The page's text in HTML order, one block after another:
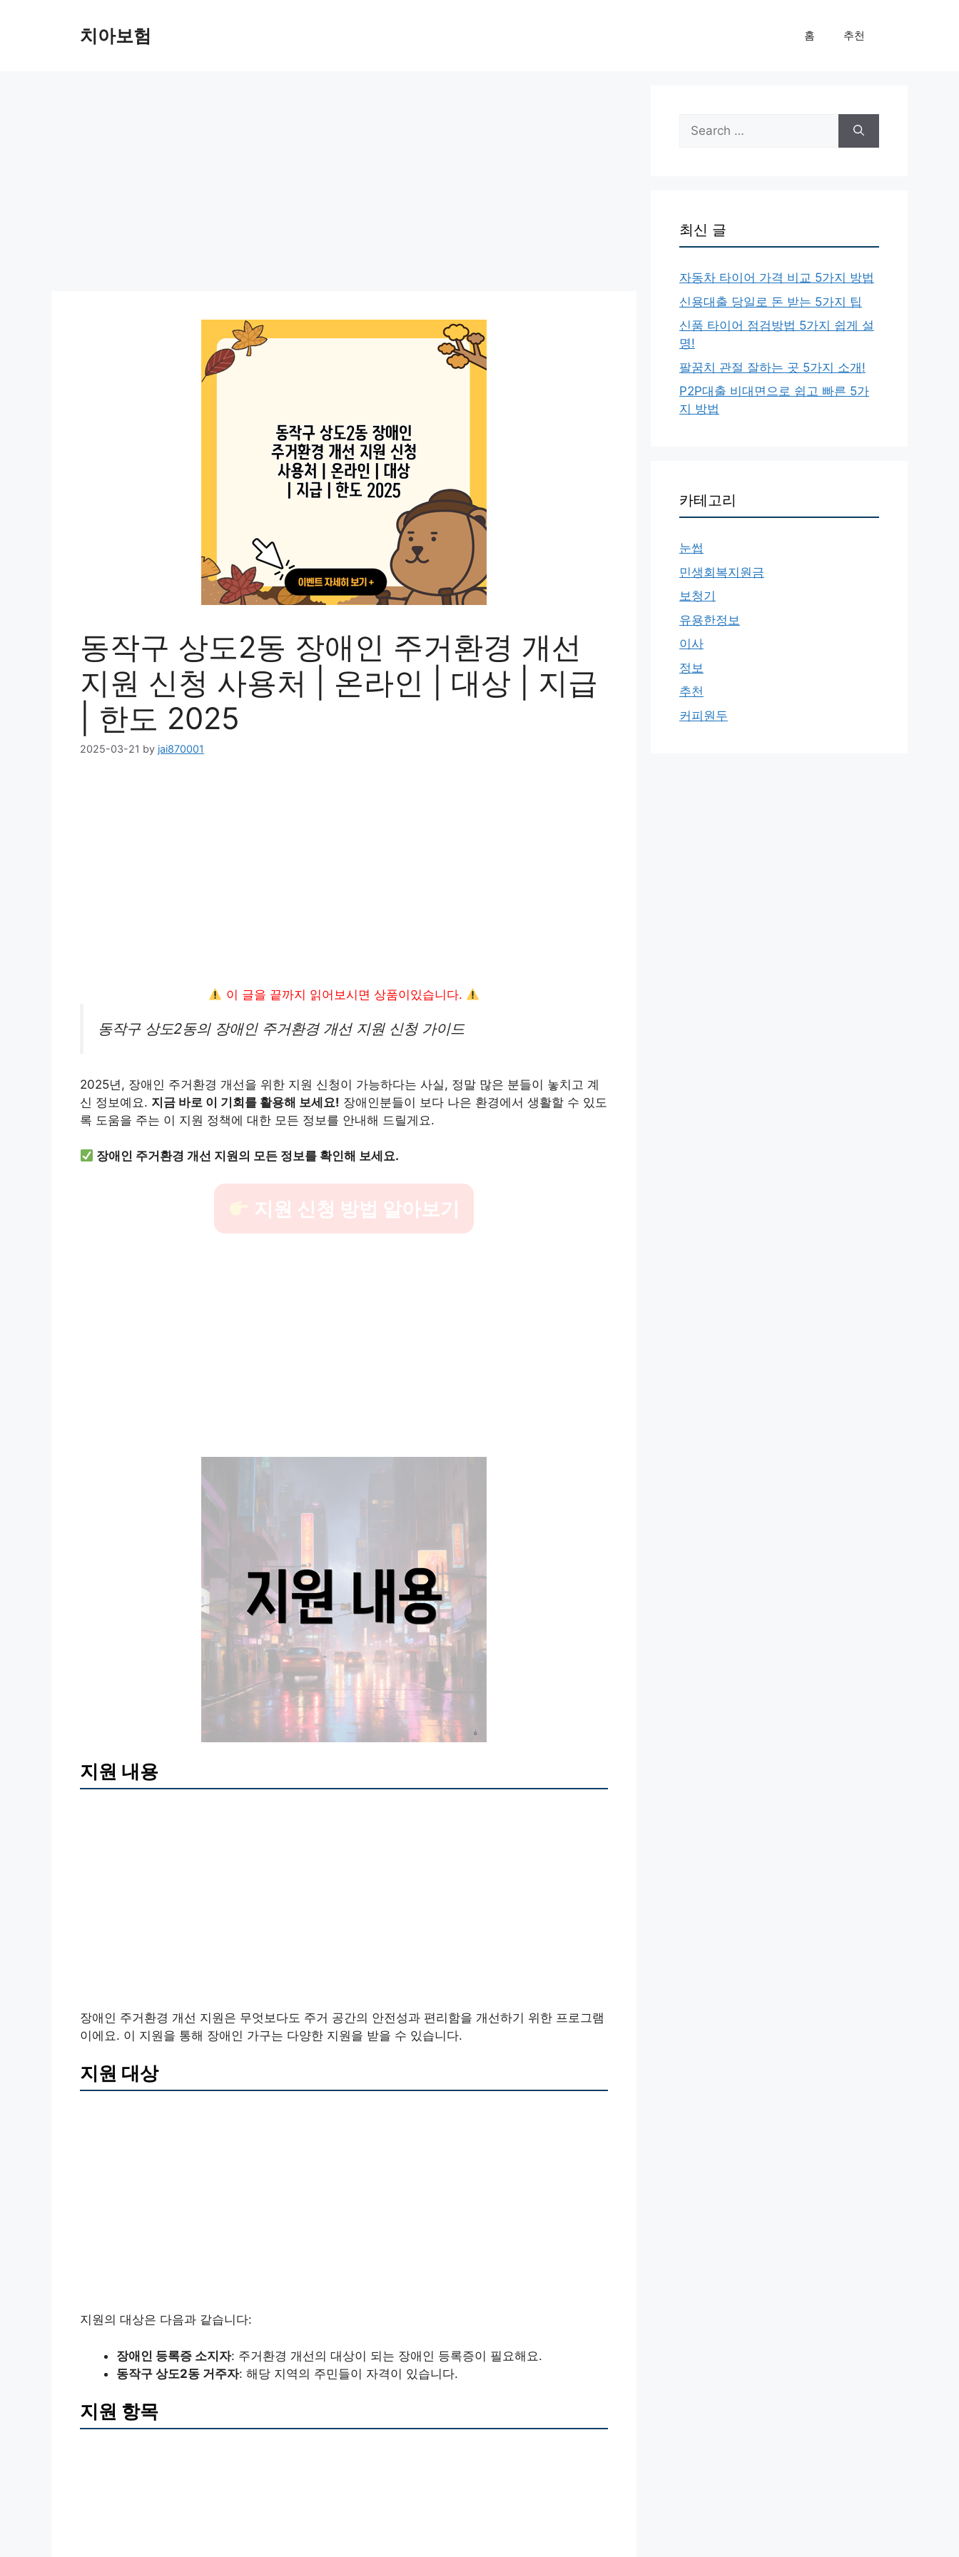
치아보험 홈 추천
동작구 상도2동 장애인 주거환경 개선
지원 신청 사용처 | 온라인 | 대상 | 지급
| 한도 2025
2025-03-21 by jai870001
이 글을 끝까지 읽어보시면 상품이있습니다.
동작구 상도2동의 장애인 주거환경 개선 지원 신청 가이드
2025년, 장애인 주거환경 개선을 위한 지원 신청이 가능하다는 사실, 정말 많은 분들이 놓치고 계
신 정보예요. 지금 바로 이 기회를 활용해 보세요! 장애인분들이 보다 나은 환경에서 생활할 수 있도
록 도움을 주는 이 지원 정책에 대한 모든 정보를 안내해 드릴게요.
장애인 주거환경 개선 지원의 모든 정보를 확인해 보세요.
지원 신청 방법 알아보기
지원 내용
장애인 주거환경 개선 지원은 무엇보다도 주거 공간의 안전성과 편리함을 개선하기 위한 프로그램
이에요. 이 지원을 통해 장애인 가구는 다양한 지원을 받을 수 있습니다.
지원 대상
지원의 대상은 다음과 같습니다:
장애인 등록증 소지자: 주거환경 개선의 대상이 되는 장애인 등록증이 필요해요.
동작구 상도2동 거주자: 해당 지역의 주민들이 자격이 있습니다.
지원 항목
Search
for:
최신 글
자동차 타이어 가격 비교 5가지 방법
신용대출 당일로 돈 받는 5가지 팁
신품 타이어 점검방법 5가지 쉽게 설
명!
팔꿈치 관절 잘하는 곳 5가지 소개!
P2P대출 비대면으로 쉽고 빠른 5가
지 방법
카테고리
눈썹
민생회복지원금
보청기
유용한정보
이사
정보
추천
커피원두